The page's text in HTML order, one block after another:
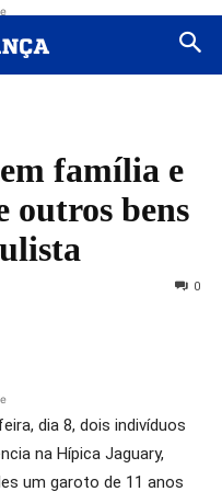
família e
outros bens
0
dia 8, dois indivíduos
na Hípica Jaguary,
um garoto de 11 anos